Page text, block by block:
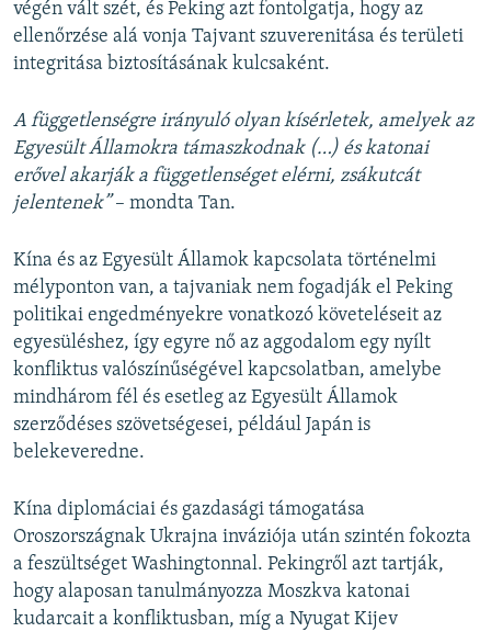
végén vált szét, és Peking azt fontolgatja, hogy az
ellenőrzése alá vonja Tajvant szuverenitása és területi
integritása biztosításának kulcsaként.
A függetlenségre irányuló olyan kísérletek, amelyek az
Egyesült Államokra támaszkodnak (…) éskatonai
erővel akarják a függetlenséget elérni, zsákutcát
jelentenek”– mondta Tan.
Kína és az Egyesült Államok kapcsolata történelmi
mélyponton van, a tajvaniak nem fogadják el Peking
politikai engedményekre vonatkozó követeléseit az
egyesüléshez, így egyre nő az aggodalom egy nyílt
konfliktus valószínűségével kapcsolatban, amelybe
mindhárom fél és esetleg az Egyesült Államok
szerződéses szövetségesei, például Japán is
belekeveredne.
Kína diplomáciai és gazdasági támogatása
Oroszországnak Ukrajna inváziója után szintén fokozta
a feszültséget Washingtonnal. Pekingről azt tartják,
hogy alaposan tanulmányozza Moszkva katonai
kudarcait a konfliktusban, míg a Nyugat Kijev